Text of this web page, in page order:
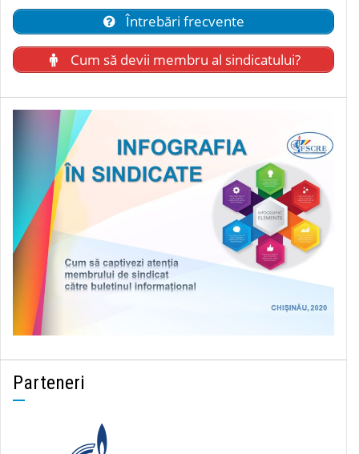
Întrebări frecvente
Cum să devii membru al sindicatului?
Parteneri